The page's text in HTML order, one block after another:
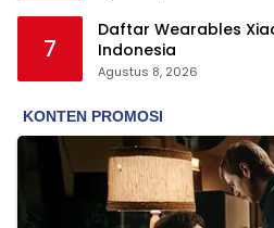
7
Daftar Wearables
Indonesia
Agustus 8, 2026